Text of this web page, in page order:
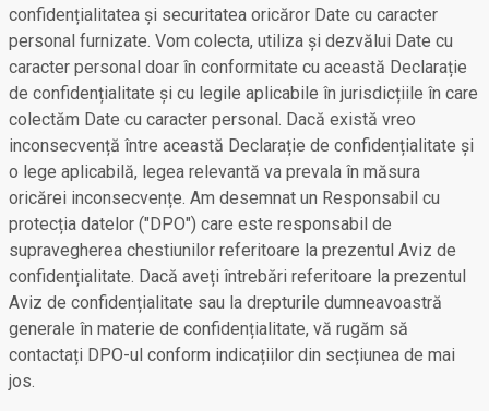
confidențialitatea și securitatea oricăror Date cu caracter
personal furnizate. Vom colecta, utiliza și dezvălui Date cu
caracter personal doar în conformitate cu această Declarație
de confidențialitate și cu legile aplicabile în jurisdicțiile în care
colectăm Date cu caracter personal. Dacă există vreo
inconsecvență între această Declarație de confidențialitate și
o lege aplicabilă, legea relevantă va prevala în măsura
oricărei inconsecvențe. Am desemnat un Responsabil cu
protecția datelor ("DPO") care este responsabil de
supravegherea chestiunilor referitoare la prezentul Aviz de
confidențialitate. Dacă aveți întrebări referitoare la prezentul
Aviz de confidențialitate sau la drepturile dumneavoastră
generale în materie de confidențialitate, vă rugăm să
contactați DPO-ul conform indicațiilor din secțiunea de mai
jos.